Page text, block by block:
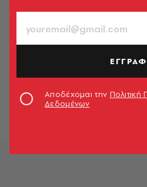
Αποδέχομαι την
Δεδομένων